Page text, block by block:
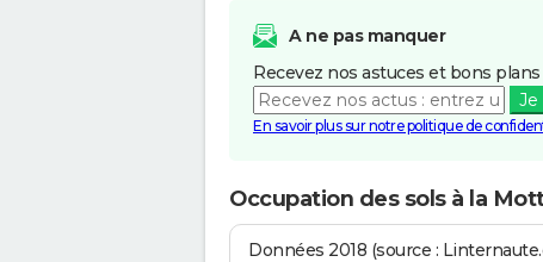
A ne pas manquer
Recevez nos astuces et bons
Je
En savoir plus sur notre politique de
Occupation des sols à la
Données 2018 (source :